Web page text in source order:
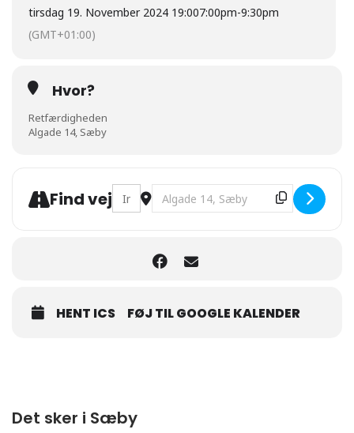
tirsdag 19. November 2024 19:007:00pm-9:30pm
(GMT+01:00)
Hvor?
Retfærdigheden
Algade 14, Sæby
Find vej Address - Videnskaben bag øl
Destination Address -
HENT ICS FØJ TIL GOOGLE KALENDER
Det sker i Sæby